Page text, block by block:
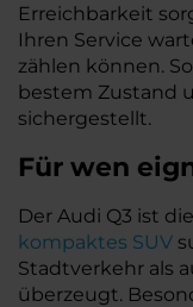
Erreichbarkeit
Ihren Service
zählen können.
bestem Zustand
sichergestellt.
Für wen
Der Audi Q3 ist
kompaktes SUV
Stadtverkehr als
überzeugt.